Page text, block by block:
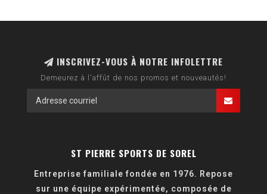
INSCRIVEZ-VOUS À NOTRE INFOLETTRE
Demeurez à l'affût de nos promos et nouveautés!
ST PIERRE SPORTS DE SOREL
Entreprise familiale fondée en 1976. Repose
sur une équipe expérimentée, composée de